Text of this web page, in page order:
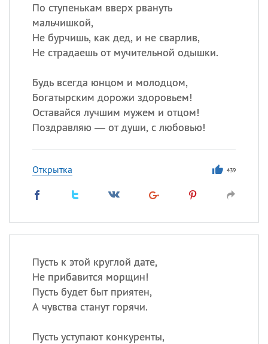
По ступенькам вверх рвануть
мальчишкой,
Не бурчишь, как дед, и не сварлив,
Не страдаешь от мучительной одышки.
Будь всегда юнцом и молодцом,
Богатырским дорожи здоровьем!
Оставайся лучшим мужем и отцом!
Поздравляю — от души, с любовью!
Открытка 439
Пусть к этой круглой дате,
Не прибавится морщин!
Пусть будет быт приятен,
А чувства станут горячи.
Пусть уступают конкуренты,